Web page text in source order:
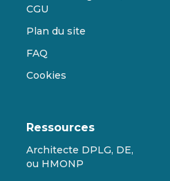
CGU
Plan du site
FAQ
Cookies
Ressources
Architecte DPLG, DE,
ou HMONP